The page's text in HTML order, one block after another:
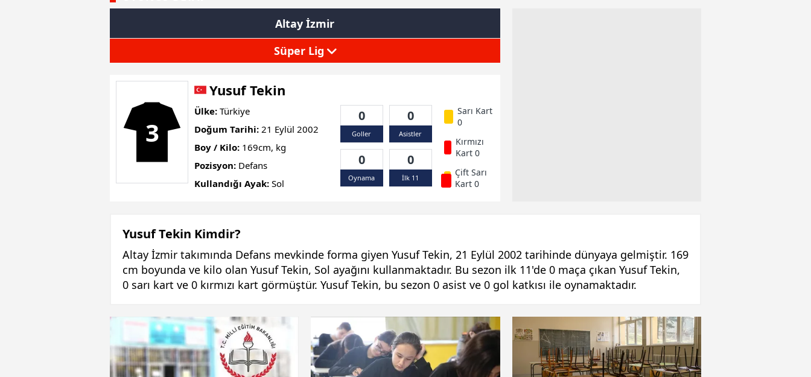
Altay İzmir
Süper Lig
3
Yusuf Tekin
Ülke: Türkiye
Doğum Tarihi: 21 Eylül 2002
Boy / Kilo: 169cm, kg
Pozisyon: Defans
Kullandığı Ayak: Sol
0
Goller
0
Asistler
0
Oynama
0
İlk 11
Sarı Kart
0
Kırmızı
Kart 0
Çift Sarı
Kart 0
Yusuf Tekin Kimdir?
Altay İzmir takımında Defans mevkinde forma giyen Yusuf Tekin, 21 Eylül 2002 tarihinde dünyaya gelmiştir. 169
cm boyunda ve kilo olan Yusuf Tekin, Sol ayağını kullanmaktadır. Bu sezon ilk 11'de 0 maça çıkan Yusuf Tekin,
0 sarı kart ve 0 kırmızı kart görmüştür. Yusuf Tekin, bu sezon 0 asist ve 0 gol katkısı ile oynamaktadır.